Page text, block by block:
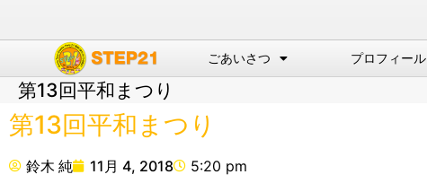
ごあいさつ プロフィール
第13回平和まつり
第13回平和まつり
鈴木 純 11月 4, 2018 5:20 pm